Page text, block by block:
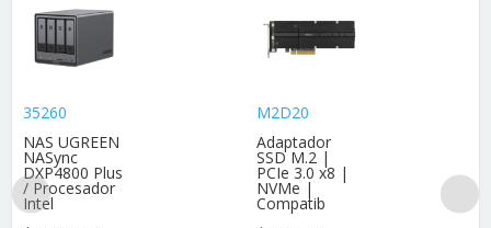
35260
NAS UGREEN
NASync
DXP4800 Plus
/ Procesador
Intel
M2D20
Adaptador
SSD M.2 |
PCIe 3.0 x8 |
NVMe |
Compatib